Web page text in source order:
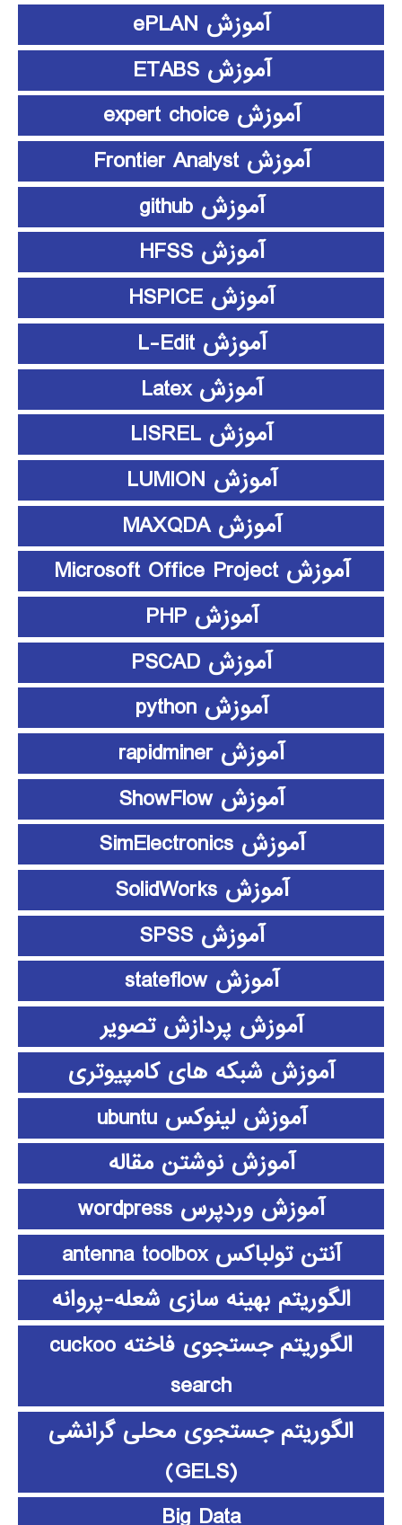
آموزش ePLAN
آموزش ETABS
آموزش expert choice
آموزش Frontier Analyst
آموزش github
آموزش HFSS
آموزش HSPICE
آموزش L-Edit
آموزش Latex
آموزش LISREL
آموزش LUMION
آموزش MAXQDA
آموزش Microsoft Office Project
آموزش PHP
آموزش PSCAD
آموزش python
آموزش rapidminer
آموزش ShowFlow
آموزش SimElectronics
آموزش SolidWorks
آموزش SPSS
آموزش stateflow
آموزش پردازش تصویر
آموزش شبکه های کامپیوتری
آموزش لینوکس ubuntu
آموزش نوشتن مقاله
آموزش وردپرس wordpress
آنتن تولباکس antenna toolbox
الگوریتم بهینه سازی شعله-پروانه
الگوریتم جستجوی فاخته cuckoo
search
الگوریتم جستجوی محلی گرانشی
(GELS)
Big Data